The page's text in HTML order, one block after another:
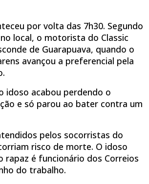
por volta das 7h30. Segundo
local, o motorista do Classic
de Guarapuava, quando o
avançou a preferencial pela
idoso acabou perdendo o
e só parou ao bater contra um
pelos socorristas do
risco de morte. O idoso
rapaz é funcionário dos Correios
do trabalho.